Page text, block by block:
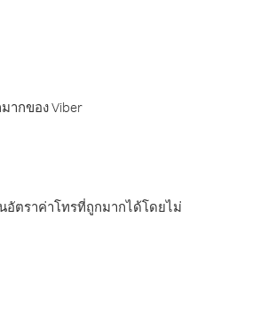
ากของ Viber
อัตราค่าโทรที่ถูกมากได้โดยไม่